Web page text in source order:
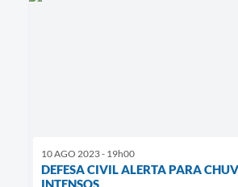
10 AGO 2023 - 19h00
DEFESA CIVIL ALERTA PARA
INTENSOS